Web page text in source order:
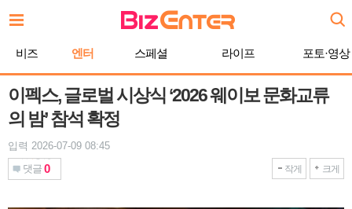
문
비즈 엔터 스페셜 라이프 포토·영상
이펙스, 글로벌 시상식 ‘2026 웨이보 문화교류
의 밤’ 참석 확정
입력 2026-07-09 08:45
댓글 0 작게 크게